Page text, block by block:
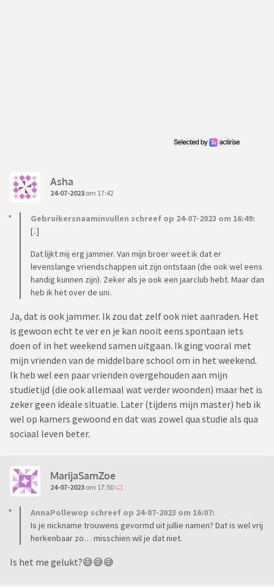
Asha
24-07-2023 om 17:42
Gebruikersnaaminvullen schreef op 24-07-2023 om 16:49:
[..]
Dat lijkt mij erg jammer. Van mijn broer weet ik dat er
levenslange vriendschappen uit zijn ontstaan (die ook wel eens
handig kunnen zijn). Zeker als je ook een jaarclub hebt. Maar dan
heb ik het over de uni.
Ja, dat is ook jammer. Ik zou dat zelf ook niet aanraden. Het
is gewoon echt te ver en je kan nooit eens spontaan iets
doen of in het weekend samen uitgaan. Ik ging vooral met
mijn vrienden van de middelbare school om in het weekend.
Ik heb wel een paar vrienden overgehouden aan mijn
studietijd (die ook allemaal wat verder woonden) maar het is
zeker geen ideale situatie. Later (tijdens mijn master) heb ik
wel op kamers gewoond en dat was zowel qua studie als qua
sociaal leven beter.
MarijaSamZoe
24-07-2023 om 17:50
AnnaPollewop schreef op 24-07-2023 om 16:07:
Is je nickname trouwens gevormd uit jullie namen? Dat is wel vrij
herkenbaar zo… misschien wil je dat niet.
Is het me gelukt?😅😅😅